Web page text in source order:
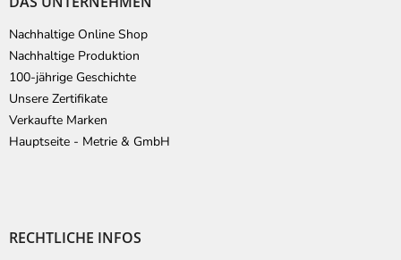
Nachhaltige Online Shop
Nachhaltige Produktion
100-jährige Geschichte
Unsere Zertifikate
Verkaufte Marken
Hauptseite - Metrie & GmbH
RECHTLICHE INFOS